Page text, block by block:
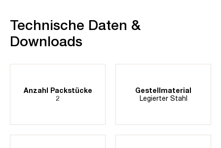
Technische Daten &
Downloads
Anzahl Packstücke
2
Gestellmaterial
Legierter Stahl